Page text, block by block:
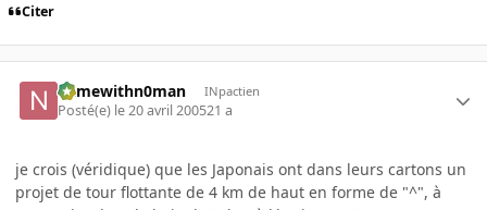
Citer
namewithn0man INpactien
Posté(e) le 20 avril 200521 a
je crois (véridique) que les Japonais ont dans leurs cartons un
projet de tour flottante de 4 km de haut en forme de "^", à